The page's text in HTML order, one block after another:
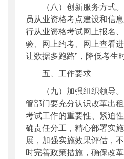
（八）创新服务方式。
员从业资格考点建设和信
行从业资格考试网上报名
验、网上约考、网上查看进
让数据多跑路”，降低考生
五、工作要求
（九）加强组织领导。
管部门要充分认识改革出
考试工作的重要性、紧迫
确责任分工，精心部署实
展，加强实施效果评估，
时完善政策措施，确保改革